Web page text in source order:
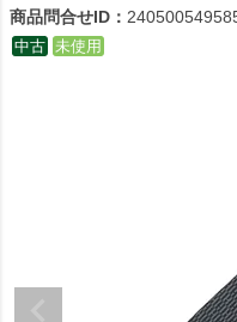
商品問合せID：
中古 未使用